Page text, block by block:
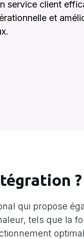
service client
et
?
qui propose
tels que la